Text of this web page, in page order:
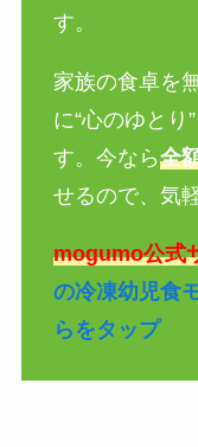
す。
家族の食卓を
に“心のゆとり
す。今なら全
せるので、気
mogumo公式
の冷凍幼児食
らをタップ